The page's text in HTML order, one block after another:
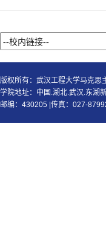
版权所有：武汉工程大学马克思
学院地址：中国.湖北.武汉.东湖
邮编：430205 |传真：027-